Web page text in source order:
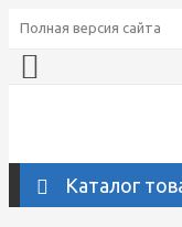
Полная версия сайта
Каталог